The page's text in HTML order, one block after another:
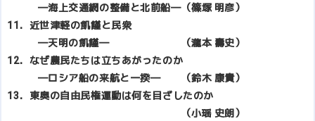
―海上交通網の整備と北前船―（篠塚 明彦）
11．近世津軽の飢饉と民衆
―天明の飢饉― （瀧本 壽史）
12．なぜ農民たちは立ちあがったのか
―ロシア船の来航と一揆― （鈴木 康貴）
13．東奥の自由民権運動は何を目ざしたのか
（小瑶 史朗）